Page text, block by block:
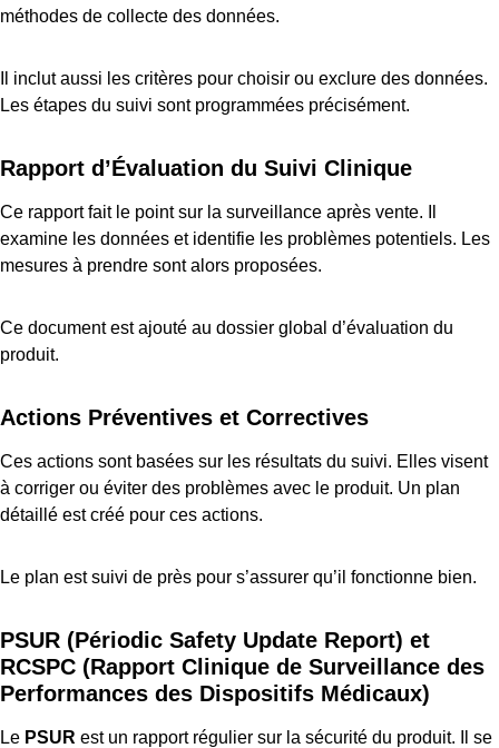
méthodes de collecte des données.
Il inclut aussi les critères pour choisir ou exclure des données.
Les étapes du suivi sont programmées précisément.
Rapport d’Évaluation du Suivi Clinique
Ce rapport fait le point sur la surveillance après vente. Il
examine les données et identifie les problèmes potentiels. Les
mesures à prendre sont alors proposées.
Ce document est ajouté au dossier global d’évaluation du
produit.
Actions Préventives et Correctives
Ces actions sont basées sur les résultats du suivi. Elles visent
à corriger ou éviter des problèmes avec le produit. Un plan
détaillé est créé pour ces actions.
Le plan est suivi de près pour s’assurer qu’il fonctionne bien.
PSUR (Périodic Safety Update Report) et
RCSPC (Rapport Clinique de Surveillance des
Performances des Dispositifs Médicaux)
Le PSUR est un rapport régulier sur la sécurité du produit. Il se